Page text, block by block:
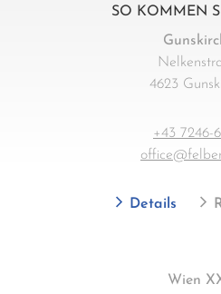
SO KOMMEN
4623
+43 7246-
Details
Wien